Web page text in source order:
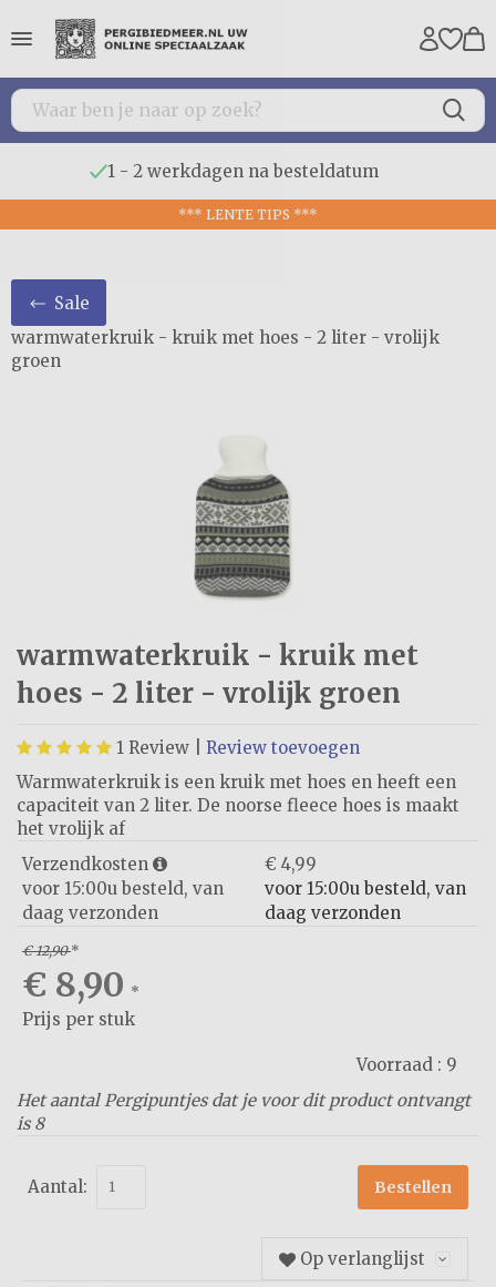
1 - 2 werkdagen na besteldatum
*** LENTE TIPS ***
Sale
warmwaterkruik - kruik met hoes - 2 liter - vrolijk
groen
warmwaterkruik - kruik met
hoes - 2 liter - vrolijk groen
1 Review | Review toevoegen
Warmwaterkruik is een kruik met hoes en heeft een
capaciteit van 2 liter. De noorse fleece hoes is maakt
het vrolijk af
Verzendkosten
€ 4,99
voor 15:00u besteld, van
daag verzonden
voor 15:00u besteld, van
daag verzonden
€ 12,90*
€ 8,90 *
Prijs per stuk
Voorraad : 9
Het aantal Pergipuntjes dat je voor dit product ontvangt
is 8
Aantal: Bestellen
Op verlanglijst